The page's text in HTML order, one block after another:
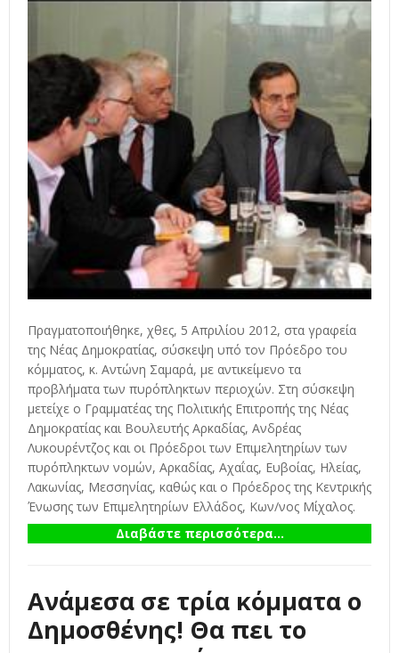
Πραγματοποιήθηκε, χθες, 5 Απριλίου 2012, στα γραφεία
της Νέας Δημοκρατίας, σύσκεψη υπό τον Πρόεδρο του
κόμματος, κ. Αντώνη Σαμαρά, με αντικείμενο τα
προβλήματα των πυρόπληκτων περιοχών. Στη σύσκεψη
μετείχε ο Γραμματέας της Πολιτικής Επιτροπής της Νέας
Δημοκρατίας και Βουλευτής Αρκαδίας, Ανδρέας
Λυκουρέντζος και οι Πρόεδροι των Επιμελητηρίων των
πυρόπληκτων νομών, Αρκαδίας, Αχαΐας, Ευβοίας, Ηλείας,
Λακωνίας, Μεσσηνίας, καθώς και ο Πρόεδρος της Κεντρικής
Ένωσης των Επιμελητηρίων Ελλάδος, Κων/νος Μίχαλος.
Διαβάστε περισσότερα...
Ανάμεσα σε τρία κόμματα ο
Δημοσθένης! Θα πει το